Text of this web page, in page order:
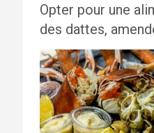
Opter pour une
des dattes,